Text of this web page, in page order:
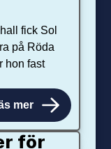
fick Sol
på Röda
hon fast
mer
för